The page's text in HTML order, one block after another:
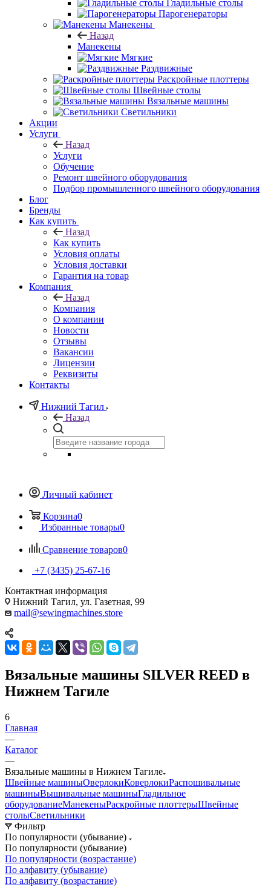
Гладильные столы
Парогенераторы
Манекены
Назад
Манекены
Мягкие
Раздвижные
Раскройные плоттеры
Швейные столы
Вязальные машины
Светильники
Акции
Услуги
Назад
Услуги
Обучение
Ремонт швейного оборудования
Подбор промышленного швейного оборудования
Блог
Бренды
Как купить
Назад
Как купить
Условия оплаты
Условия доставки
Гарантия на товар
Компания
Назад
Компания
О компании
Новости
Отзывы
Вакансии
Лицензии
Реквизиты
Контакты
Нижний Тагил
Назад
Личный кабинет
Корзина0
Избранные товары0
Сравнение товаров0
+7 (3435) 25-67-16
Контактная информация
Нижний Тагил, ул. Газетная, 99
mail@sewingmachines.store
Вязальные машины SILVER REED в
Нижнем Тагиле
6
Главная
—
Каталог
—
Вязальные машины в Нижнем Тагиле
Швейные машиныОверлокиКоверлокиРаспошивальные
машиныВышивальные машиныГладильное
оборудованиеМанекеныРаскройные плоттерыШвейные
столыСветильники
Фильтр
По популярности (убывание)
По популярности (убывание)
По популярности (возрастание)
По алфавиту (убывание)
По алфавиту (возрастание)